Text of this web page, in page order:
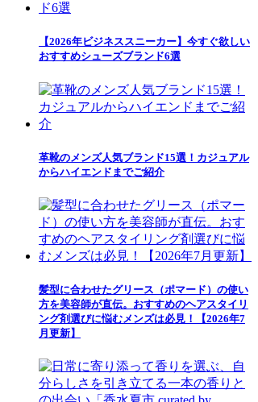
【2026年ビジネススニーカー】今すぐ欲しい
おすすめシューズブランド6選
革靴のメンズ人気ブランド15選！カジュアル
からハイエンドまでご紹介
髪型に合わせたグリース（ポマード）の使い
方を美容師が直伝。おすすめのヘアスタイリ
ング剤選びに悩むメンズは必見！【2026年7
月更新】